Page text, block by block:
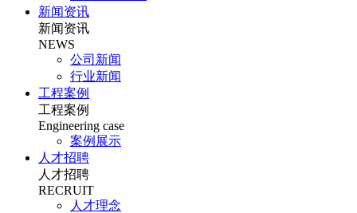
新闻资讯
新闻资讯
NEWS
公司新闻
行业新闻
工程案例
工程案例
Engineering case
案例展示
人才招聘
人才招聘
RECRUIT
人才理念